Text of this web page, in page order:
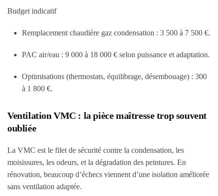
Budget indicatif
Remplacement chaudière gaz condensation : 3 500 à 7 500 €.
PAC air/eau : 9 000 à 18 000 € selon puissance et adaptation.
Optimisations (thermostats, équilibrage, désembouage) : 300
à 1 800 €.
Ventilation VMC : la pièce maîtresse trop souvent
oubliée
La VMC est le filet de sécurité contre la condensation, les
moisissures, les odeurs, et la dégradation des peintures. En
rénovation, beaucoup d’échecs viennent d’une isolation améliorée
sans ventilation adaptée.